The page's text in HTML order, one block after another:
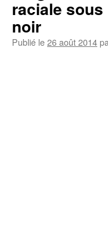
raciale sous
noir
Publié le26 août 2014